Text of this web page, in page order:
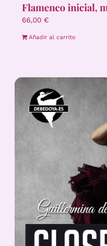
Flamenco inicial,
66,00 €
Añadir al carrito